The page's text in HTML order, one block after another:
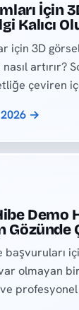
İçin
Kalıcı
için 3D
artırır?
çeviren
2026 →
Demo
başvuruları
olmayan
profesyonel